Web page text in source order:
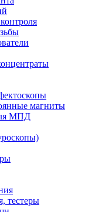
магниты
МПД
тестеры